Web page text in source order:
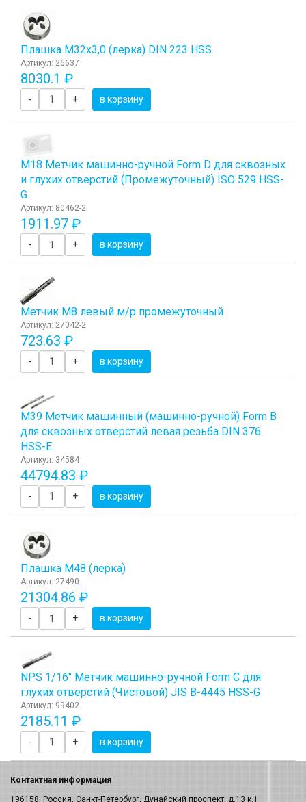
Плашка М32x3,0 (лерка) DIN 223 HSS
Артикул: 26637
8030.1 ₽
- + в корзину
М18 Метчик машинно-ручной Form D для сквозных
и глухих отверстий (Промежуточный) ISO 529 HSS-
G
Артикул: 80462-2
1911.97 ₽
- + в корзину
Метчик М8 левый м/р промежуточный
Артикул: 27042-2
723.63 ₽
- + в корзину
М39 Метчик машинный (машинно-ручной) Form B
для сквозных отверстий левая резьба DIN 376
HSS-E
Артикул: 34584
44794.83 ₽
- + в корзину
Плашка М48 (лерка)
Артикул: 27490
21304.86 ₽
- + в корзину
NPS 1/16" Метчик машинно-ручной Form C для
глухих отверстий (Чистовой) JIS B-4445 HSS-G
Артикул: 99402
2185.11 ₽
- + в корзину
Контактная информация
196158, Россия, Санкт-Петербург, Дунайский проспект, д.13 к.1